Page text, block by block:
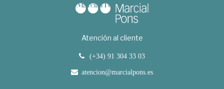
Atención al cliente
(+34) 91 304 33 03
atencion@marcialpons.es